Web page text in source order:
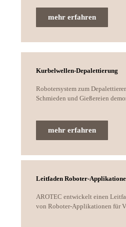
mehr erfahren
Kurbelwellen-Depalettierung
Robotersystem zum
Schmieden und Gießereien
mehr erfahren
Leitfaden Roboter-
AROTEC entwickelt einen
von Roboter-Applikationen für